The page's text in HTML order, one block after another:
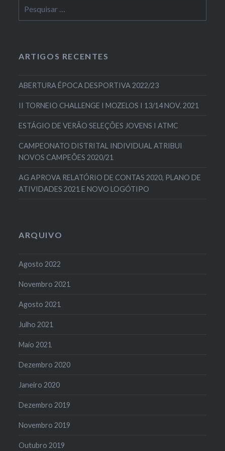
por:
ARTIGOS RECENTES
ABERTURA ÉPOCA DESPORTIVA 2022/23
II TORNEIO CHALLENGE I MOZELOS I 13/14 NOV. 2021
ESTÁGIO DE VERÃO SELEÇÕES JOVENS I ATMC
CAMPEONATO DISTRITAL INDIVIDUAL ATRIBUI
NOVOS CAMPEÕES 2020/21
AG APROVA RELATÓRIO DE CONTAS 2020, PLANO DE
ATIVIDADES 2021 E NOVO LOGÓTIPO
ARQUIVO
Agosto 2022
Novembro 2021
Agosto 2021
Julho 2021
Maio 2021
Dezembro 2020
Janeiro 2020
Dezembro 2019
Novembro 2019
Outubro 2019